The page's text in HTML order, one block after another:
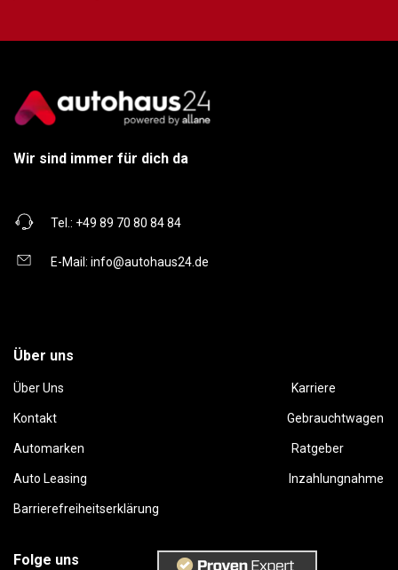
Wir sind immer für dich da
Tel.: +49 89 70 80 84 84
E-Mail: info@autohaus24.de
Über uns
Über Uns Karriere
Kontakt Gebrauchtwagen
Automarken Ratgeber
Auto Leasing Inzahlungnahme
Barrierefreiheitserklärung
Folge uns